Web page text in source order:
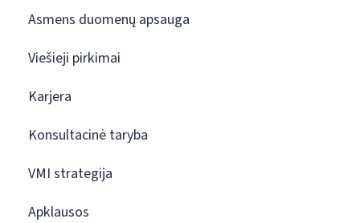
Asmens duomenų apsauga
Viešieji pirkimai
Karjera
Konsultacinė taryba
VMI strategija
Apklausos